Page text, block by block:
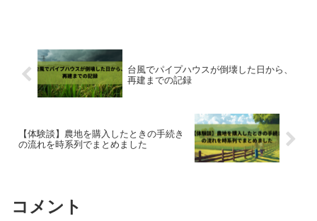
台風でパイプハウスが倒壊した日から、
再建までの記録
【体験談】農地を購入したときの手続き
の流れを時系列でまとめました
コメント